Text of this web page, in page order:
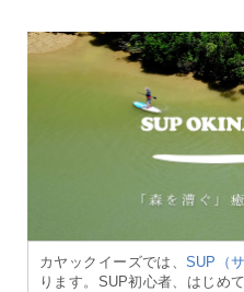
カヤックイーズでは、SUP（
ります。SUP初心者、はじめ